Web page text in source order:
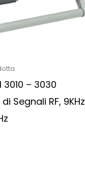
3010 – 3030
Segnali RF, 9KHz